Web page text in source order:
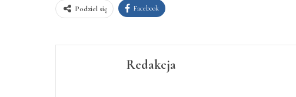
Podziel się Facebook
Redakcja